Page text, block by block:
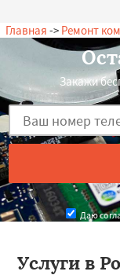
Главная -> Ремонт
Закажи
Даю
Услуги в